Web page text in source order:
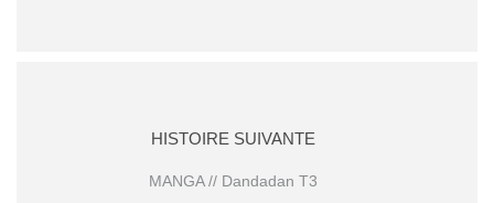
HISTOIRE SUIVANTE
MANGA // Dandadan T3